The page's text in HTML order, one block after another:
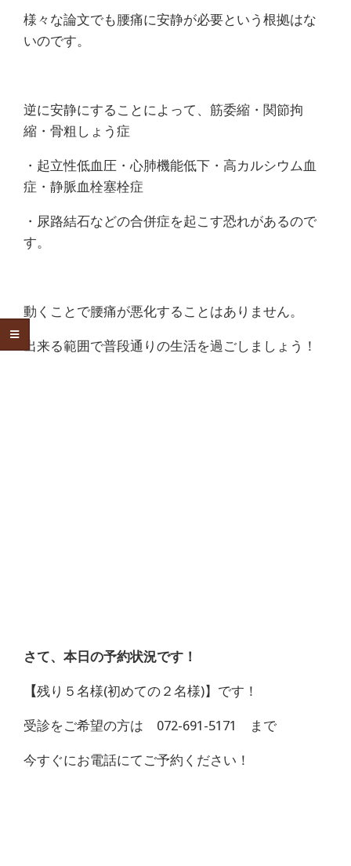
つ
じ
整
骨
院
様々な論文でも腰痛に安静が必要という根拠はな
いのです。
逆に安静にすることによって、筋委縮・関節拘
縮・骨粗しょう症
・起立性低血圧・心肺機能低下・高カルシウム血
症・静脈血栓塞栓症
・尿路結石などの合併症を起こす恐れがあるので
す。
動くことで腰痛が悪化することはありません。
出来る範囲で普段通りの生活を過ごしましょう！
さて、本日の予約状況です！
【残り５名様(初めての２名様)】です！
受診をご希望の方は 072-691-5171 まで
今すぐにお電話にてご予約ください！